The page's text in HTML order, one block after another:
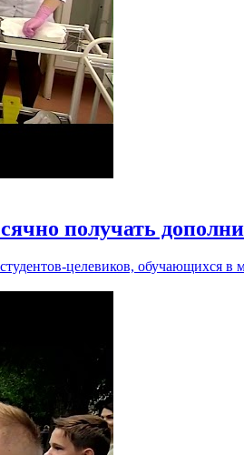
получать
целевиков, обучающихся в